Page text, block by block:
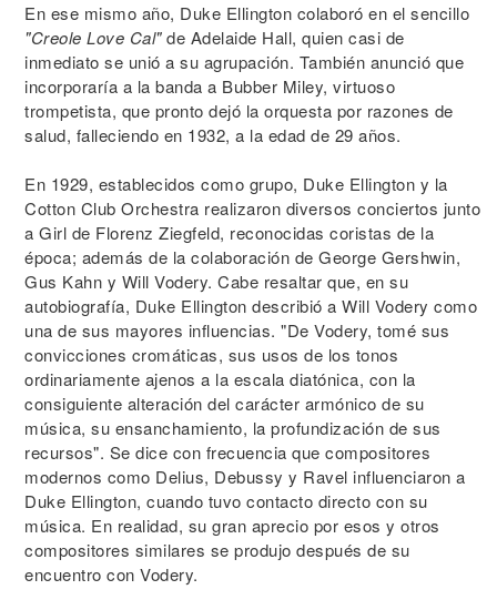
En ese mismo año, Duke Ellington colaboró en el sencillo
"Creole Love Cal"de Adelaide Hall, quien casi de
inmediato se unió a su agrupación. También anunció que
incorporaría a la banda a Bubber Miley, virtuoso
trompetista, que pronto dejó la orquesta por razones de
salud, falleciendo en 1932, a la edad de 29 años.
En 1929, establecidos como grupo, Duke Ellington y la
Cotton Club Orchestra realizaron diversos conciertos junto
a Girl de Florenz Ziegfeld, reconocidas coristas de la
época; además de la colaboración de George Gershwin,
Gus Kahn y Will Vodery. Cabe resaltar que, en su
autobiografía, Duke Ellington describió a Will Vodery como
una de sus mayores influencias. "De Vodery, tomé sus
convicciones cromáticas, sus usos de los tonos
ordinariamente ajenos a la escala diatónica, con la
consiguiente alteración del carácter armónico de su
música, su ensanchamiento, la profundización de sus
recursos". Se dice con frecuencia que compositores
modernos como Delius, Debussy y Ravel influenciaron a
Duke Ellington, cuando tuvo contacto directo con su
música. En realidad, su gran aprecio por esos y otros
compositores similares se produjo después de su
encuentro con Vodery.